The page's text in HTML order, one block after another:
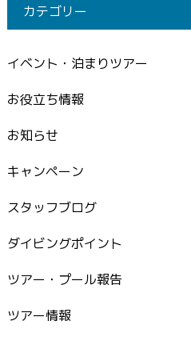
カテゴリー
イベント・泊まりツアー
お役立ち情報
お知らせ
キャンペーン
スタッフブログ
ダイビングポイント
ツアー・プール報告
ツアー情報